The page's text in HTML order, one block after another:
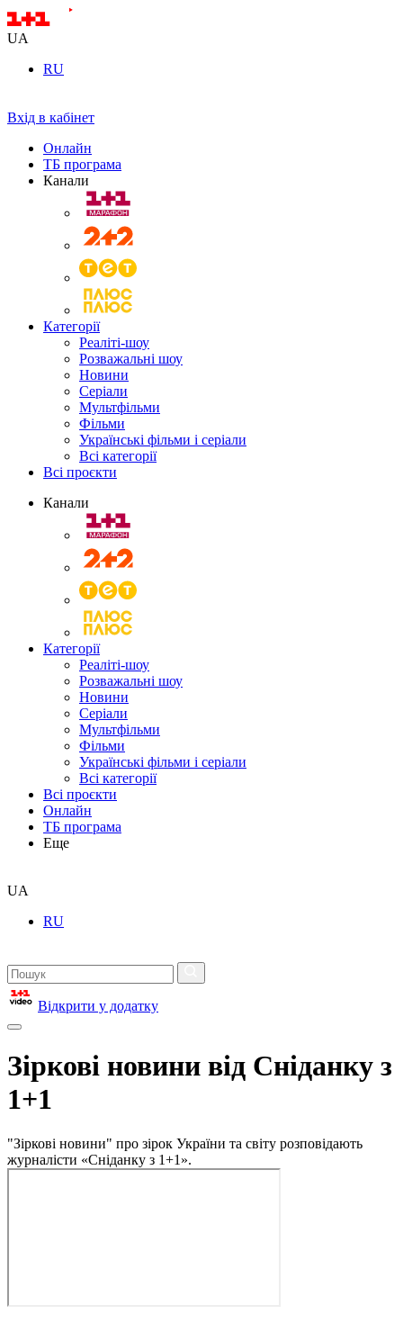
UA
RU
Вхід в кабінет
Онлайн
ТБ програма
Канали
Категорії
Реаліті-шоу
Розважальні шоу
Новини
Серіали
Мультфільми
Фільми
Українські фільми і серіали
Всі категорії
Всі проєкти
Канали
Категорії
Реаліті-шоу
Розважальні шоу
Новини
Серіали
Мультфільми
Фільми
Українські фільми і серіали
Всі категорії
Всі проєкти
Онлайн
ТБ програма
Еще
UA
RU
Відкрити у додатку
Зіркові новини від Сніданку з
1+1
"Зіркові новини" про зірок України та світу розповідають
журналісти «Сніданку з 1+1».